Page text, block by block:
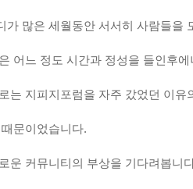
가 많은 세월동안 서서히 사람들을
어느 정도 시간과 정성을 들인후
는 지피지포럼을 자주 갔었던 이유
문이었습니다.
운 커뮤니티의 부상을 기다려봅니